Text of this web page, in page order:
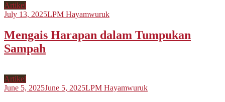
Artikel
July 13, 2025LPM Hayamwuruk
Mengais Harapan dalam Tumpukan
Sampah
Artikel
June 5, 2025June 5, 2025LPM Hayamwuruk